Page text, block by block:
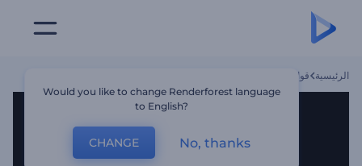
الرئيسية قوالب
Would you like to change Renderforest language
to English?
CHANGE No, thanks